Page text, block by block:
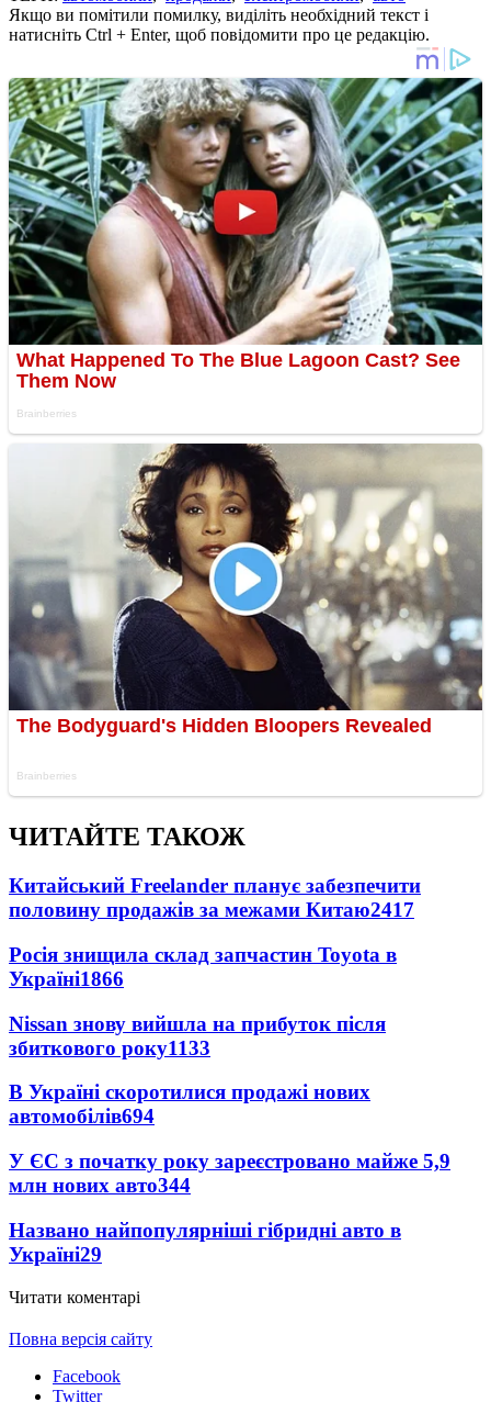
Якщо ви помітили помилку, виділіть необхідний текст і
натисніть Ctrl + Enter, щоб повідомити про це редакцію.
ЧИТАЙТЕ ТАКОЖ
Китайський Freelander планує забезпечити
половину продажів за межами Китаю2417
Росія знищила склад запчастин Toyota в
Україні1866
Nissan знову вийшла на прибуток після
збиткового року1133
В Україні скоротилися продажі нових
автомобілів694
У ЄС з початку року зареєстровано майже 5,9
млн нових авто344
Названо найпопулярніші гібридні авто в
Україні29
Читати коментарі
Повна версія сайту
Facebook
Twitter